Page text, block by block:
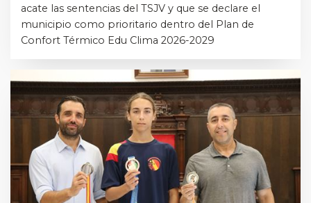
acate las sentencias del TSJV y que se declare el
municipio como prioritario dentro del Plan de
Confort Térmico Edu Clima 2026-2029